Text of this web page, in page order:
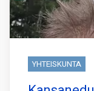
YHTEISKUNTA